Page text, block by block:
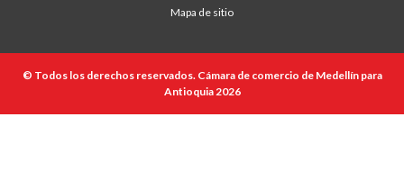
Mapa de sitio
© Todos los derechos reservados. Cámara de comercio de Medellín para
Antioquia 2026